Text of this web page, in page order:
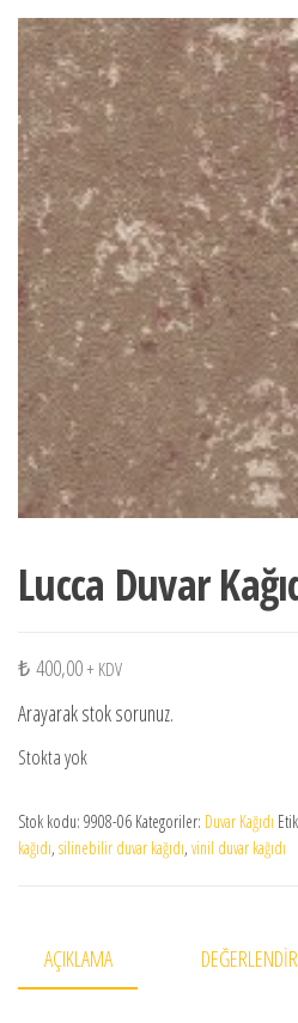
Lucca Duvar
₺ 400,00 + KDV
Arayarak stok sorunuz.
Stokta yok
Stok kodu: 9908-06 Kategoriler: Duvar Kağıdı
kağıdı, silinebilir duvar kağıdı, vinil duvar kağıdı
AÇIKLAMA